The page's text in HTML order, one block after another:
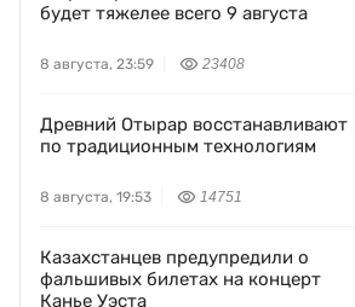
будет тяжелее всего 9 августа
8 августа, 23:59 23408
Древний Отырар восстанавливают
по традиционным технологиям
8 августа, 19:53 14751
Казахстанцев предупредили о
фальшивых билетах на концерт
Канье Уэста